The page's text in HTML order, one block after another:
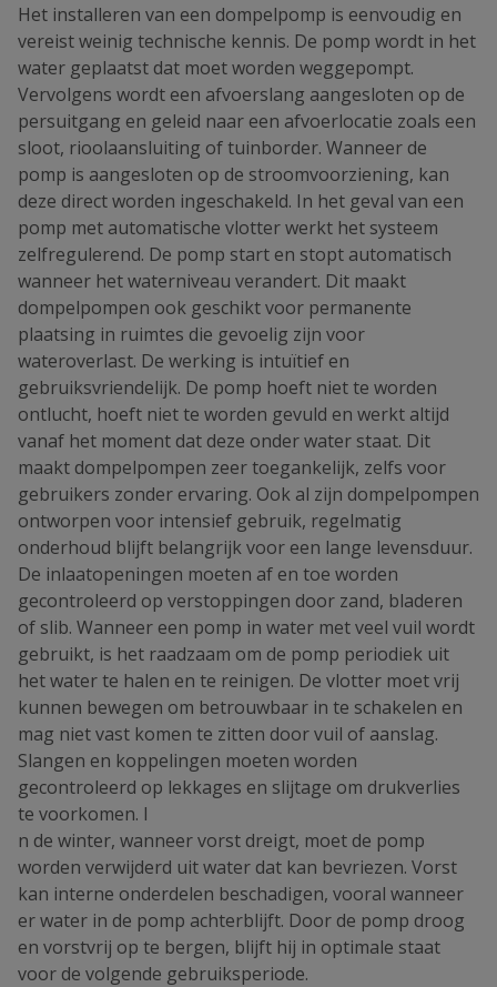
Het installeren van een dompelpomp is eenvoudig en
vereist weinig technische kennis. De pomp wordt in het
water geplaatst dat moet worden weggepompt.
Vervolgens wordt een afvoerslang aangesloten op de
persuitgang en geleid naar een afvoerlocatie zoals een
sloot, rioolaansluiting of tuinborder. Wanneer de
pomp is aangesloten op de stroomvoorziening, kan
deze direct worden ingeschakeld. In het geval van een
pomp met automatische vlotter werkt het systeem
zelfregulerend. De pomp start en stopt automatisch
wanneer het waterniveau verandert. Dit maakt
dompelpompen ook geschikt voor permanente
plaatsing in ruimtes die gevoelig zijn voor
wateroverlast. De werking is intuïtief en
gebruiksvriendelijk. De pomp hoeft niet te worden
ontlucht, hoeft niet te worden gevuld en werkt altijd
vanaf het moment dat deze onder water staat. Dit
maakt dompelpompen zeer toegankelijk, zelfs voor
gebruikers zonder ervaring. Ook al zijn dompelpompen
ontworpen voor intensief gebruik, regelmatig
onderhoud blijft belangrijk voor een lange levensduur.
De inlaatopeningen moeten af en toe worden
gecontroleerd op verstoppingen door zand, bladeren
of slib. Wanneer een pomp in water met veel vuil wordt
gebruikt, is het raadzaam om de pomp periodiek uit
het water te halen en te reinigen. De vlotter moet vrij
kunnen bewegen om betrouwbaar in te schakelen en
mag niet vast komen te zitten door vuil of aanslag.
Slangen en koppelingen moeten worden
gecontroleerd op lekkages en slijtage om drukverlies
te voorkomen. I
n de winter, wanneer vorst dreigt, moet de pomp
worden verwijderd uit water dat kan bevriezen. Vorst
kan interne onderdelen beschadigen, vooral wanneer
er water in de pomp achterblijft. Door de pomp droog
en vorstvrij op te bergen, blijft hij in optimale staat
voor de volgende gebruiksperiode.